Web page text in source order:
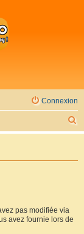
Connexion
e
pas modifiée via
avez fournie lors de